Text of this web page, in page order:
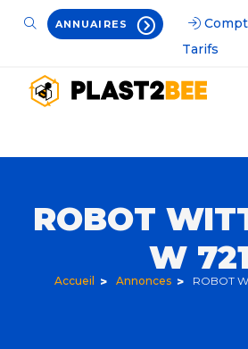
ANNUAIRES
Tarifs
ROBOT
W
Accueil Annonces ROBOT